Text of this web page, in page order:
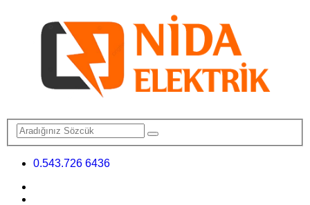
0.543.726 6436